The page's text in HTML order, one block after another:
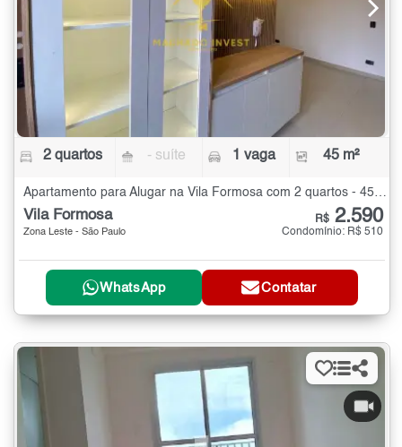
2 quartos - suíte 1 vaga 45 m²
Apartamento para Alugar na Vila Formosa com 2 quartos - 45 m²
Vila Formosa
Zona Leste - São Paulo
R$ 2.590
Condomínio: R$ 510
WhatsApp Contatar